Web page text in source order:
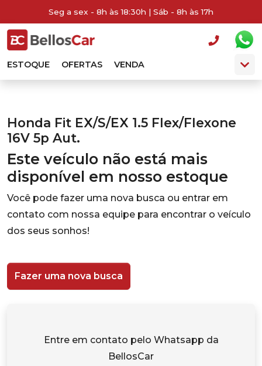
Seg a sex - 8h às 18:30h | Sáb - 8h às 17h
ESTOQUE OFERTAS VENDA
Honda Fit EX/S/EX 1.5 Flex/Flexone
16V 5p Aut.
Este veículo não está mais
disponível em nosso estoque
Você pode fazer uma nova busca ou entrar em
contato com nossa equipe para encontrar o veículo
dos seus sonhos!
Fazer uma nova busca
Entre em contato pelo Whatsapp da
BellosCar